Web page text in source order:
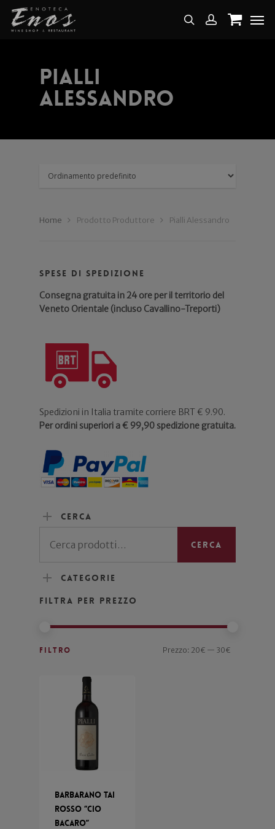
Pialli
Alessandro
Home Prodotto Produttore Pialli Alessandro
Spese di spedizione
Consegna gratuita in 24 ore per il territorio del
Veneto Orientale (incluso Cavallino-Treporti)
Spedizioni in Italia tramite corriere BRT € 9.90.
Per ordini superiori a € 99,90 spedizione gratuita.
Cerca
Cerca
Categorie
Filtra per prezzo
Filtro Prezzo: 20€ — 30€
Barbarano Tai
Rosso “Cio
Bacaro”